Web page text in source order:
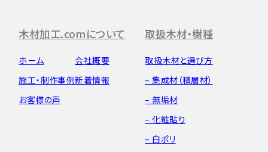
木材加工.comについて
ホーム
施工・制作事例
お客様の声
会社概要
新着情報
取扱木材・樹種
取扱木材と選び方
– 集成材（積層材）
– 無垢材
– 化粧貼り
– 白ポリ